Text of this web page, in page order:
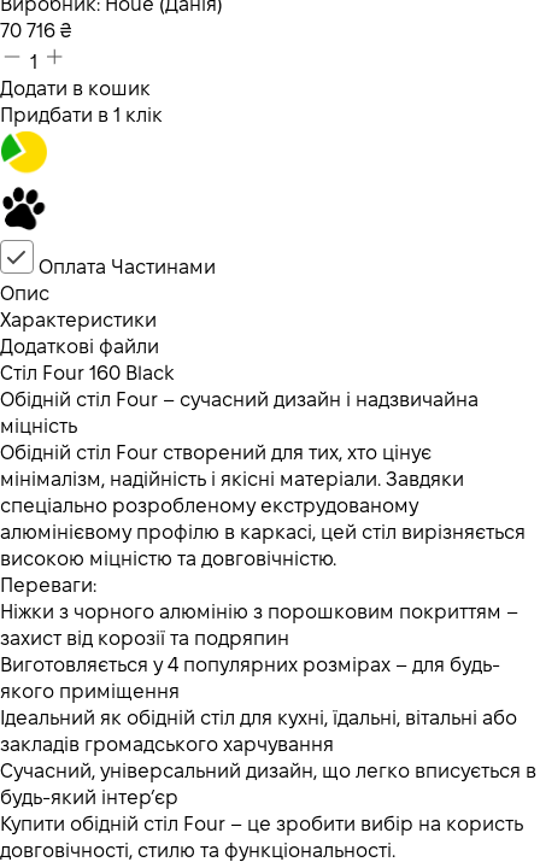
Виробник: Houe (Данія)
70 716 ₴
1
Додати в кошик
Придбати в 1 клік
Оплата Частинами
Опис
Характеристики
Додаткові файли
Стіл Four 160 Black
Обідній стіл Four – сучасний дизайн і надзвичайна
міцність
Обідній стіл Four створений для тих, хто цінує
мінімалізм, надійність і якісні матеріали. Завдяки
спеціально розробленому екструдованому
алюмінієвому профілю в каркасі, цей стіл вирізняється
високою міцністю та довговічністю.
Переваги:
Ніжки з чорного алюмінію з порошковим покриттям –
захист від корозії та подряпин
Виготовляється у 4 популярних розмірах – для будь-
якого приміщення
Ідеальний як обідній стіл для кухні, їдальні, вітальні або
закладів громадського харчування
Сучасний, універсальний дизайн, що легко вписується в
будь-який інтер’єр
Купити обідній стіл Four – це зробити вибір на користь
довговічності, стилю та функціональності.